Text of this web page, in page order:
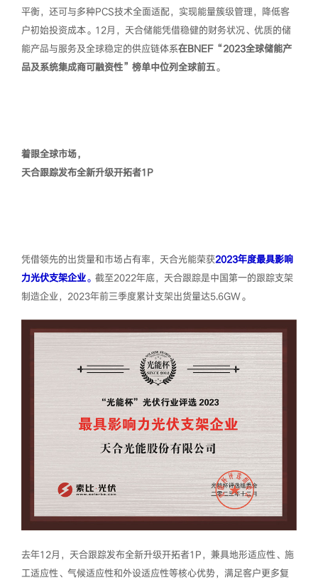
平衡，还可与多种PCS技术全面适配，实现能量簇级管理，降低客
户初始投资成本。12月，天合储能凭借稳健的财务状况、优质的储
能产品与服务及全球稳定的供应链体系在BNEF“2023全球储能产
品及系统集成商可融资性”榜单中位列全球前五。
着眼全球市场，
天合跟踪发布全新升级开拓者1P
凭借领先的出货量和市场占有率，天合光能荣获2023年度最具影响
力光伏支架企业。 截至2022年底，天合跟踪是中国第一的跟踪支架
制造企业，2023年前三季度累计支架出货量达5.6GW。
去年12月，天合跟踪发布全新升级开拓者1P，兼具地形适应性、施
工适应性、气候适应性和外设适应性等核心优势，满足客户更多复